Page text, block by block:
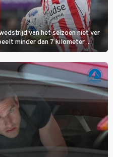
van het seizoen niet ver
minder dan 7 kilometer
spits Nacho Ferri aan van